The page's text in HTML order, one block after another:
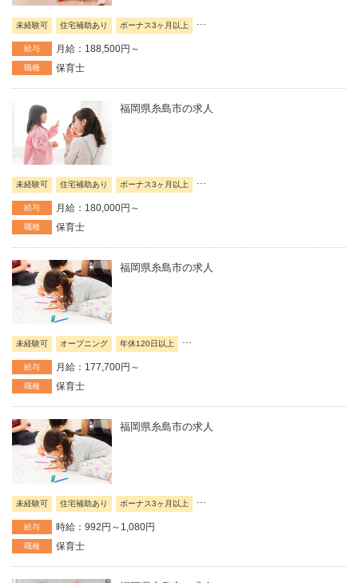
未経験可 住宅補助あり ボーナス3ヶ月以上
給与 月給：188,500円～
職種 保育士
福岡県糸島市の求人
未経験可 住宅補助あり ボーナス3ヶ月以上 ...
給与 月給：180,000円～
職種 保育士
福岡県糸島市の求人
未経験可 オープニング 年休120日以上 ...
給与 月給：177,700円～
職種 保育士
福岡県糸島市の求人
未経験可 住宅補助あり ボーナス3ヶ月以上
給与 時給：992円～1,080円
職種 保育士